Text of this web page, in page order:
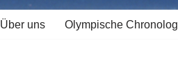
Über uns Olympische